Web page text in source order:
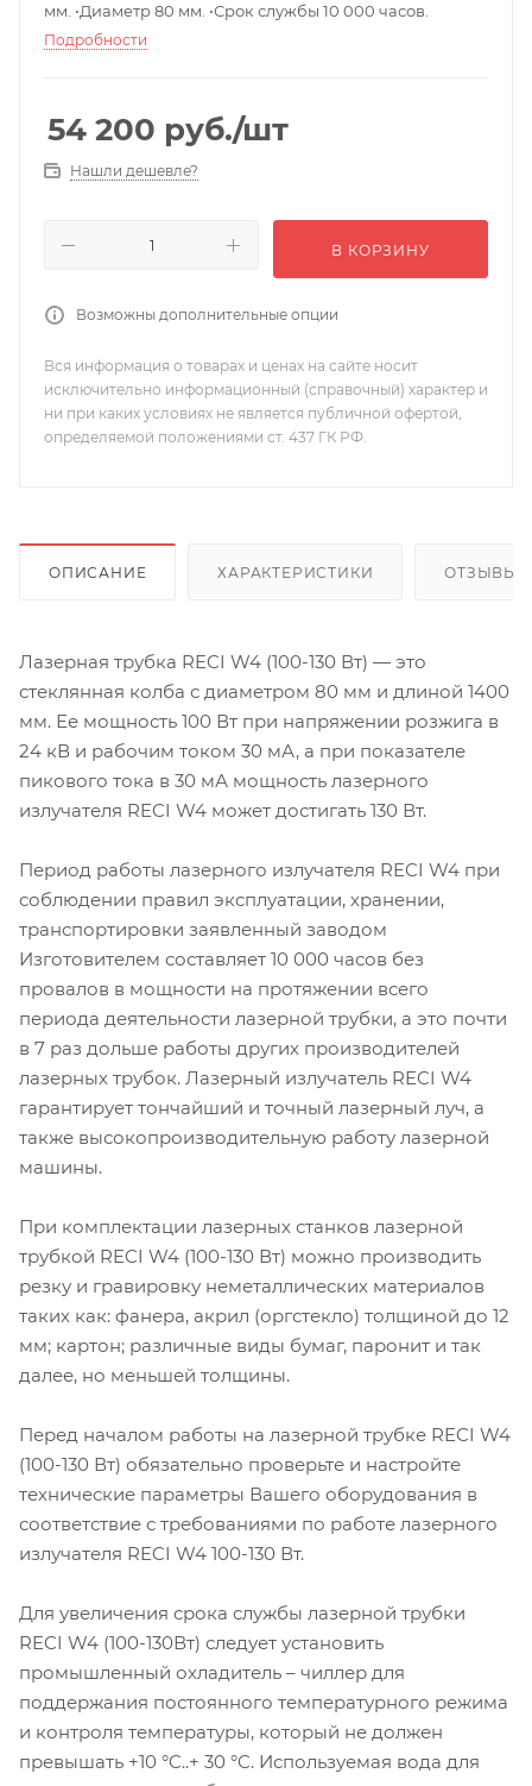
мм. •Диаметр 80 мм. •Срок службы 10 000 часов.
Подробности
54 200 руб./шт
Нашли дешевле?
В КОРЗИНУ
Возможны дополнительные опции
Вся информация о товарах и ценах на сайте носит
исключительно информационный (справочный) характер и
ни при каких условиях не является публичной офертой,
определяемой положениями ст. 437 ГК РФ.
ОПИСАНИЕ ХАРАКТЕРИСТИКИ ОТЗЫВЫ
Лазерная трубка RECI W4 (100-130 Вт) — это
стеклянная колба с диаметром 80 мм и длиной 1400
мм. Ее мощность 100 Вт при напряжении розжига в
24 кВ и рабочим током 30 мА, а при показателе
пикового тока в 30 мА мощность лазерного
излучателя RECI W4 может достигать 130 Вт.
Период работы лазерного излучателя RECI W4 при
соблюдении правил эксплуатации, хранении,
транспортировки заявленный заводом
Изготовителем составляет 10 000 часов без
провалов в мощности на протяжении всего
периода деятельности лазерной трубки, а это почти
в 7 раз дольше работы других производителей
лазерных трубок. Лазерный излучатель RECI W4
гарантирует тончайший и точный лазерный луч, а
также высокопроизводительную работу лазерной
машины.
При комплектации лазерных станков лазерной
трубкой RECI W4 (100-130 Вт) можно производить
резку и гравировку неметаллических материалов
таких как: фанера, акрил (оргстекло) толщиной до 12
мм; картон; различные виды бумаг, паронит и так
далее, но меньшей толщины.
Перед началом работы на лазерной трубке RECI W4
(100-130 Вт) обязательно проверьте и настройте
технические параметры Вашего оборудования в
соответствие с требованиями по работе лазерного
излучателя RECI W4 100-130 Вт.
Для увеличения срока службы лазерной трубки
RECI W4 (100-130Вт) следует установить
промышленный охладитель – чиллер для
поддержания постоянного температурного режима
и контроля температуры, который не должен
превышать +10 °C..+ 30 °C. Используемая вода для